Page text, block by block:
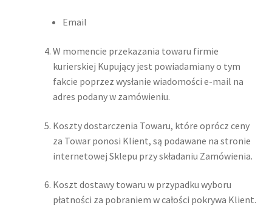
Email
W momencie przekazania towaru firmie
kurierskiej Kupujący jest powiadamiany o tym
fakcie poprzez wysłanie wiadomości e-mail na
adres podany w zamówieniu.
Koszty dostarczenia Towaru, które oprócz ceny
za Towar ponosi Klient, są podawane na stronie
internetowej Sklepu przy składaniu Zamówienia.
Koszt dostawy towaru w przypadku wyboru
płatności za pobraniem w całości pokrywa Klient.